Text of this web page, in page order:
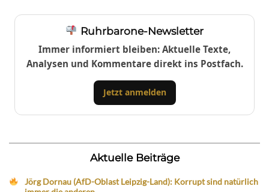
Ruhrbarone-Newsletter
Immer informiert bleiben: Aktuelle Texte,
Analysen und Kommentare direkt ins Postfach.
Jetzt anmelden
Aktuelle Beiträge
Jörg Dornau (AfD-Oblast Leipzig-Land): Korrupt sind natürlich